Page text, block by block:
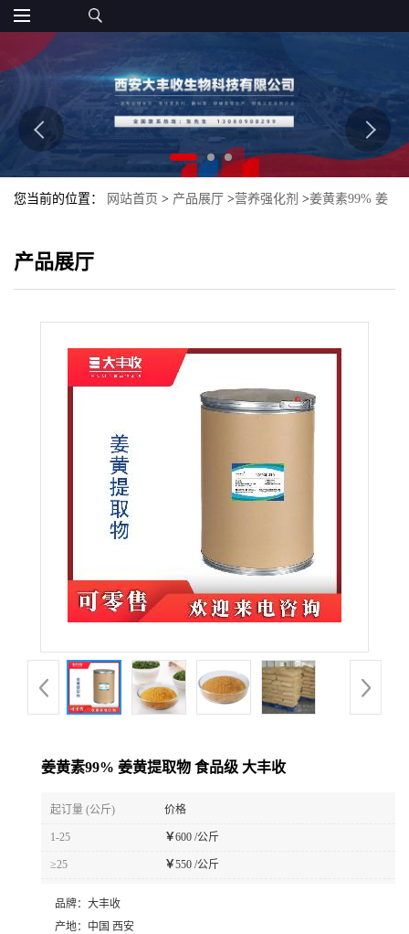
您当前的位置： 网站首页 > 产品展厅 >营养强化剂 >姜黄素99% 姜
产品展厅
姜黄素99% 姜黄提取物 食品级 大丰收
起订量 (公斤) 价格
1-25 ￥600 /公斤
≥25 ￥550 /公斤
品牌： 大丰收
产地： 中国 西安